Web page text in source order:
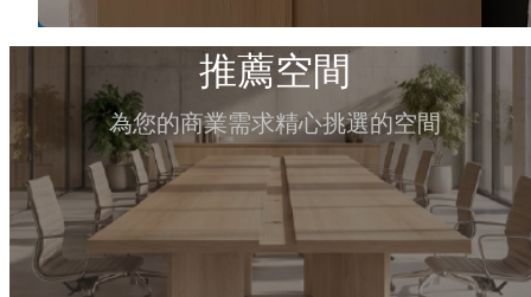
推薦空間
為您的商業需求精心挑選的空間